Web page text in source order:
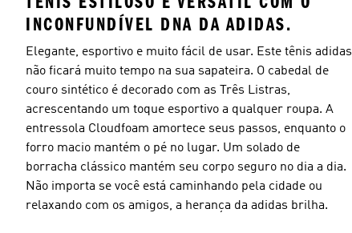
INCONFUNDÍVEL DNA DA ADIDAS.
Elegante, esportivo e muito fácil de usar. Este tênis adidas
não ficará muito tempo na sua sapateira. O cabedal de
couro sintético é decorado com as Três Listras,
acrescentando um toque esportivo a qualquer roupa. A
entressola Cloudfoam amortece seus passos, enquanto o
forro macio mantém o pé no lugar. Um solado de
borracha clássico mantém seu corpo seguro no dia a dia.
Não importa se você está caminhando pela cidade ou
relaxando com os amigos, a herança da adidas brilha.